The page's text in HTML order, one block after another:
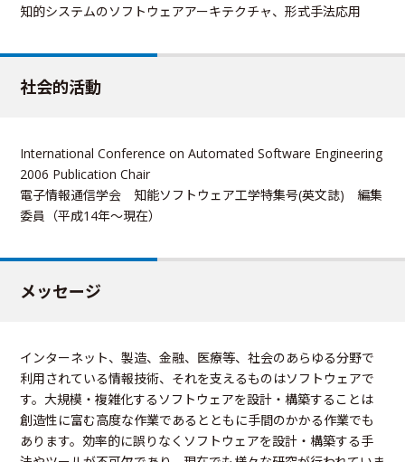
知的システムのソフトウェアアーキテクチャ、形式手法応用
社会的活動
International Conference on Automated Software Engineering
2006 Publication Chair
電子情報通信学会 知能ソフトウェア工学特集号(英文誌) 編集
委員（平成14年〜現在）
メッセージ
インターネット、製造、金融、医療等、社会のあらゆる分野で
利用されている情報技術、それを支えるものはソフトウェアで
す。大規模・複雑化するソフトウェアを設計・構築することは
創造性に富む高度な作業であるとともに手間のかかる作業でも
あります。効率的に誤りなくソフトウェアを設計・構築する手